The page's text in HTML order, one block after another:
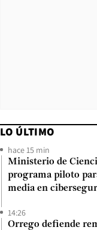
LO ÚLTIMO
hace 15 min
Ministerio de
programa piloto
media en
14:26
Orrego defiende